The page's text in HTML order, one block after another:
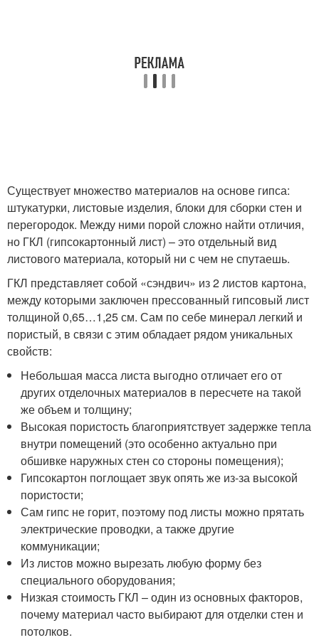
Существует множество материалов на основе гипса:
штукатурки, листовые изделия, блоки для сборки стен и
перегородок. Между ними порой сложно найти отличия,
но ГКЛ (гипсокартонный лист) – это отдельный вид
листового материала, который ни с чем не спутаешь.
ГКЛ представляет собой «сэндвич» из 2 листов картона,
между которыми заключен прессованный гипсовый лист
толщиной 0,65…1,25 см. Сам по себе минерал легкий и
пористый, в связи с этим обладает рядом уникальных
свойств:
Небольшая масса листа выгодно отличает его от
других отделочных материалов в пересчете на такой
же объем и толщину;
Высокая пористость благоприятствует задержке тепла
внутри помещений (это особенно актуально при
обшивке наружных стен со стороны помещения);
Гипсокартон поглощает звук опять же из-за высокой
пористости;
Сам гипс не горит, поэтому под листы можно прятать
электрические проводки, а также другие
коммуникации;
Из листов можно вырезать любую форму без
специального оборудования;
Низкая стоимость ГКЛ – один из основных факторов,
почему материал часто выбирают для отделки стен и
потолков.